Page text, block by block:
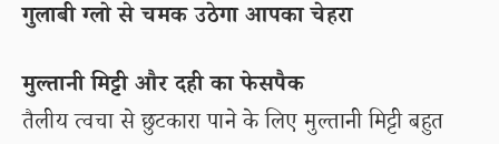
गुलाबी ग्लो से चमक उठेगा आपका चेहरा
मुल्तानी मिट्टी और दही का फेसपैक
तैलीय त्वचा से छुटकारा पाने के लिए मुल्तानी मिट्टी बहुत